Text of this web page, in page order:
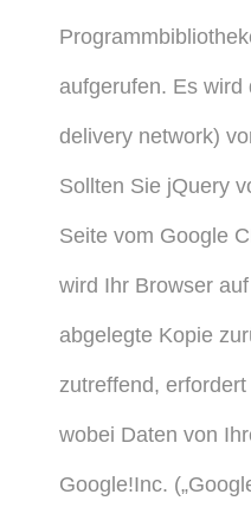
aufgerufen. Es
delivery network)
Sollten Sie jQuery
Seite vom Google
wird Ihr Browser
abgelegte Kopie
zutreffend,
wobei Daten von
Google!Inc.